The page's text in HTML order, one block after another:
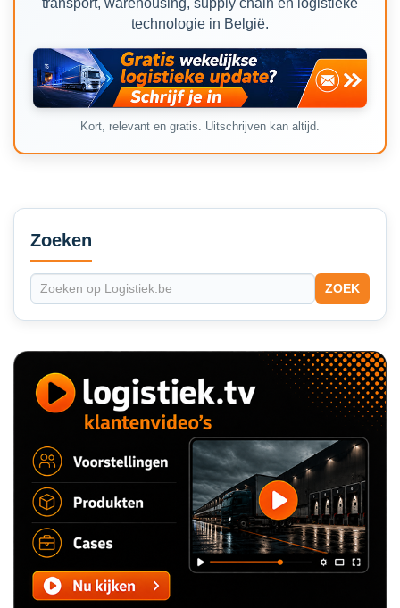
transport, warehousing, supply chain en logistieke
technologie in België.
Kort, relevant en gratis. Uitschrijven kan altijd.
Secondary
Sidebar
Zoeken
ZOEK